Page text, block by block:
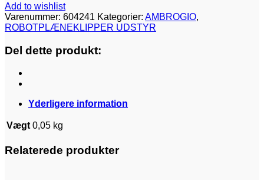
Add to wishlist
Varenummer: 604241 Kategorier: AMBROGIO,
ROBOTPLÆNEKLIPPER UDSTYR
Del dette produkt:
Yderligere information
Vægt 0,05 kg
Relaterede produkter